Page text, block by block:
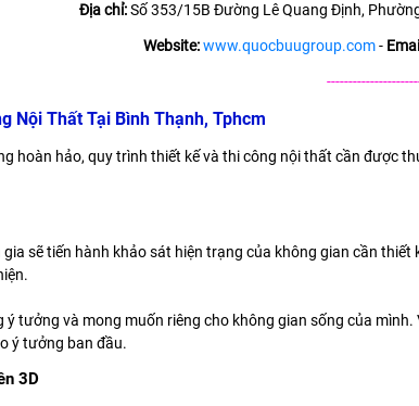
Địa chỉ:Số 353/15B Đường Lê Quang Định,
Website:www.quocbuugroup.com-
Nội Thất Tại Bình Thạnh, Tphcm
hoàn hảo, quy trình thiết kế và thi công nội thất cần được
sẽ tiến hành khảo sát hiện trạng của không gian cần
ý tưởng và mong muốn riêng cho không gian sống của
ý tưởng ban đầu.
3D